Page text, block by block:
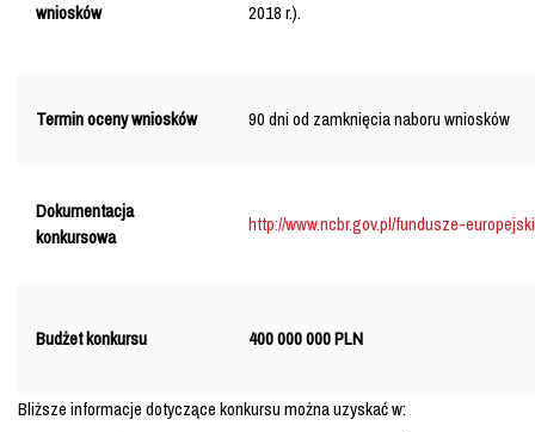
wniosków 2018 r.).
Termin oceny wniosków 90 dni od zamknięcia naboru wniosków
Dokumentacja
konkursowa
http://www.ncbr.gov.pl/fundusze-
Budżet konkursu 400 000 000 PLN
Bliższe informacje dotyczące konkursu można uzyskać w: